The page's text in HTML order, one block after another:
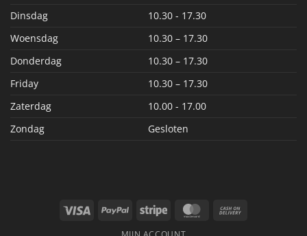
Dinsdag
10.30 - 17.30
Woensdag
10.30 – 17.30
Donderdag
10.30 – 17.30
Friday
10.30 – 17.30
Zaterdag
10.00 - 17.00
Zondag
Gesloten
Visa PayPal Stripe MasterCard